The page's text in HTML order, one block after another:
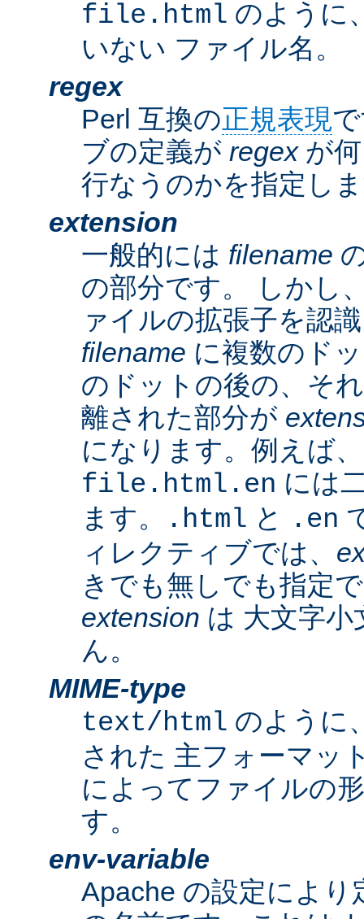
file.html のように
いない ファイル名。
regex
Perl 互換の正規表現
ブの定義が regexが何
行なうのかを指定し
extension
一般的には filename
の部分です。 しかし
ァイルの拡張子を認
filename に複数のド
のドットの後の、そ
離された部分が
になります。例えば、
file.html.en には
ます。
.html と .en
ィレクティブでは、
きでも無しでも指定
extension は 大文字
ん。
MIME-type
text/html のように
された 主フォーマッ
によってファイルの
す。
env-variable
Apache の設定によ